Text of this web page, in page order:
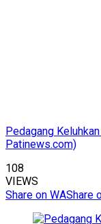
Pedagang
Patinews.com)
108
VIEWS
Share on WAShare